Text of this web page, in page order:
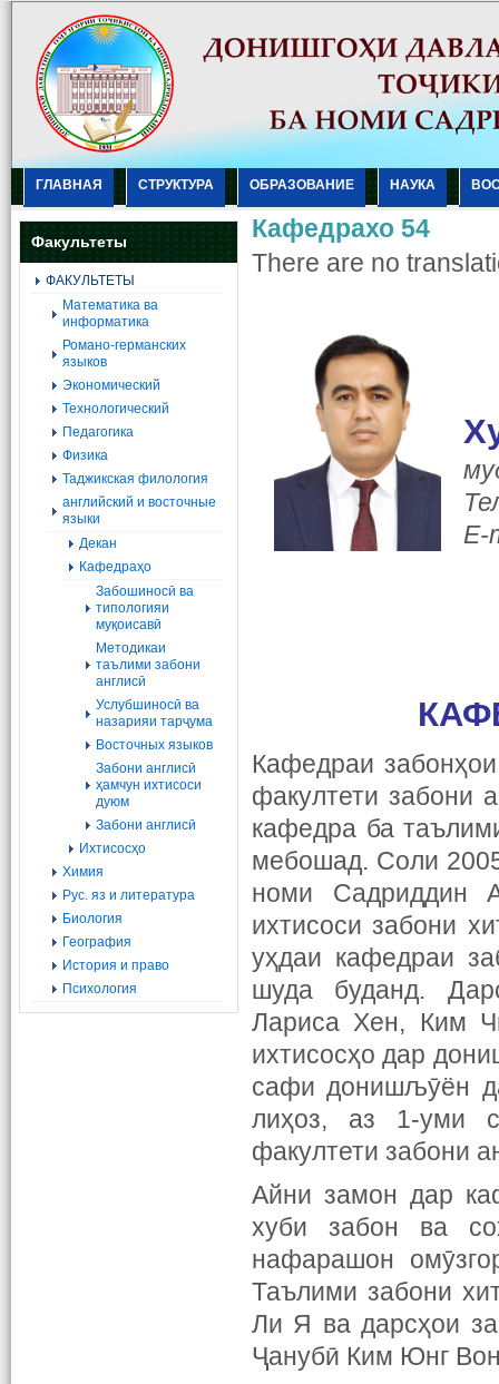
ГЛАВНАЯ СТРУКТУРА ОБРАЗОВАНИЕ НАУКА
Факультеты
ФАКУЛЬТЕТЫ
Mатематика ва
информатика
Романо-германских
языков
Экономический
Технологический
Педагогика
Физика
Таджикская филология
английский и восточные
языки
Декан
Кафедраҳо
Забошиносӣ ва
типологияи
муқоисавӣ
Методикаи
таълими забони
англисӣ
Услубшиносӣ ва
назарияи тарҷума
Восточных языков
Забони англисӣ
ҳамчун ихтисоси
дуюм
Забони англисӣ
Ихтисосҳо
Химия
Рус. яз и литература
Биология
География
История и право
Психология
Кафедрахо 54
There are no
E-
Кафедраи
факултети забони
кафедра ба
мебошад. Соли
номи Садриддин
ихтисоси забони
уҳдаи кафедраи
шуда буданд.
Лариса Хен, Ким
ихтисосҳо дар
сафи донишљӯён
лиҳоз, аз 1-уми
факултети забони
Айни замон дар
хуби забон ва
нафарашон
Таълими забони
Ли Я ва дарсҳои
Ҷанубӣ Ким Юнг